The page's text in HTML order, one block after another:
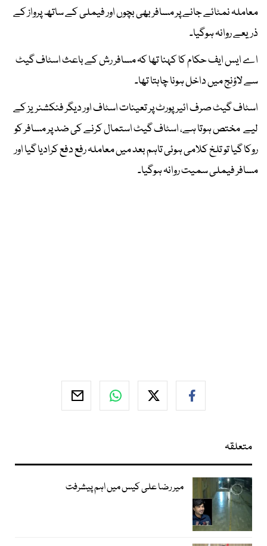
معاملہ نمٹائے جانے پر مسافر بھی بچوں اور فیملی کے ساتھ پرواز کے
ذریعے روانہ ہوگیا۔
اے ایس ایف حکام کا کہنا تھا کہ مسافر رش کے باعث اسٹاف گیٹ
سے لاؤنج میں داخل ہونا چاہتا تھا۔
اسٹاف گیٹ صرف ائیرپورٹ پر تعینات اسٹاف اور دیگر فنکشنریز کے
لیے مختص ہوتا ہے، اسٹاف گیٹ استمال کرنے کی ضد پر مسافر کو
روکا گیا تو تلخ کلامی ہوئی تاہم بعد میں معاملہ رفع دفع کرادیا گیا اور
مسافر فیملی سمیت روانہ ہوگیا۔
متعلقہ
میر رضا علی کیس میں اہم پیشرفت